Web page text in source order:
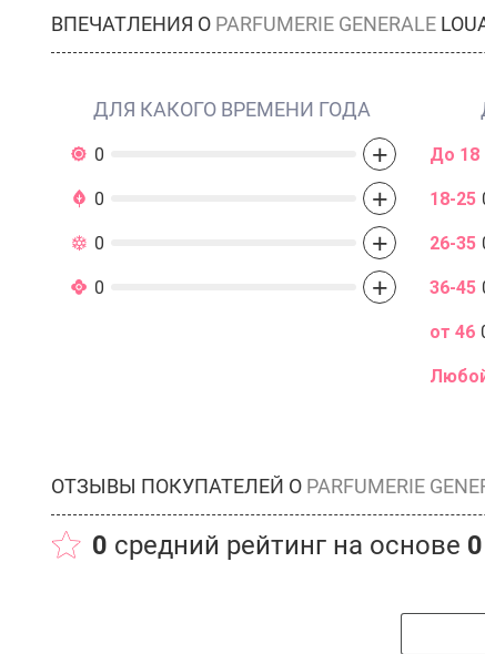
ВПЕЧАТЛЕНИЯ О PARFUMERIE GENERALE
ДЛЯ КАКОГО ВРЕМЕНИ ГОДА
0 +
0 +
0 +
0 +
До 18
18-25
26-35
36-45
от 46
ОТЗЫВЫ ПОКУПАТЕЛЕЙ О PARFUMERIE
0 средний рейтинг на основе 0